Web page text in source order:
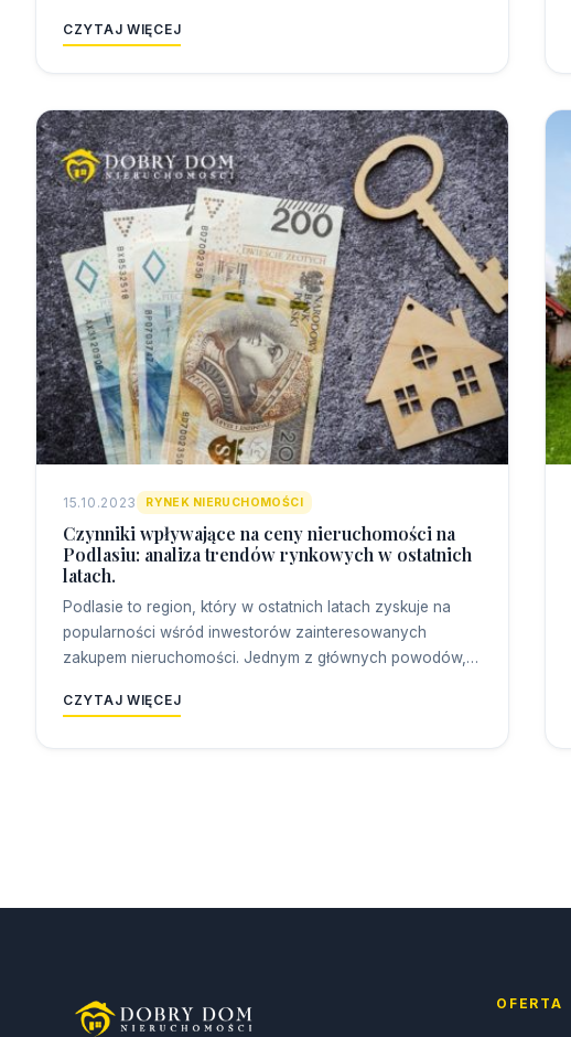
CZYTAJ WIĘCEJ
15.10.2023 RYNEK NIERUCHOMOŚCI
Czynniki wpływające na ceny nieruchomości na
Podlasiu: analiza trendów rynkowych w ostatnich
latach.
Podlasie to region, który w ostatnich latach zyskuje na
popularności wśród inwestorów zainteresowanych
zakupem nieruchomości. Jednym z głównych powodów,…
CZYTAJ WIĘCEJ
OFERTA